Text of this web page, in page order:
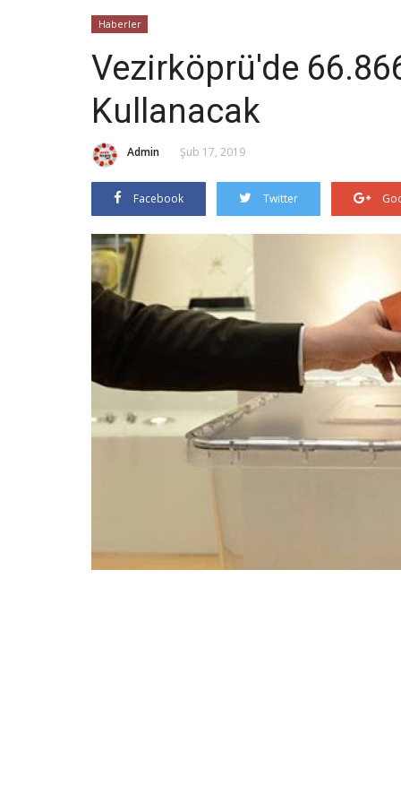
Haberler
Vezirköprü'de
Kullanacak
Admin Şub 17, 2019
Facebook Twitter